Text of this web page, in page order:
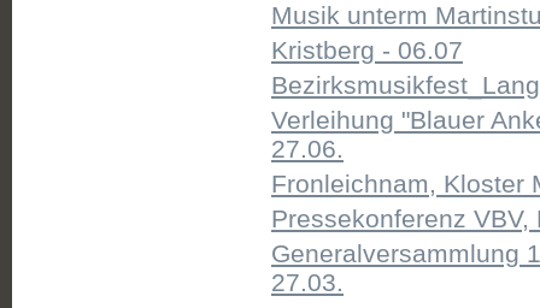
Musik unterm
Kristberg - 06.07
Verleihung "Blauer
27.06.
Fronleichnam, Kloster
Pressekonferenz VBV,
Generalversammlung
27.03.